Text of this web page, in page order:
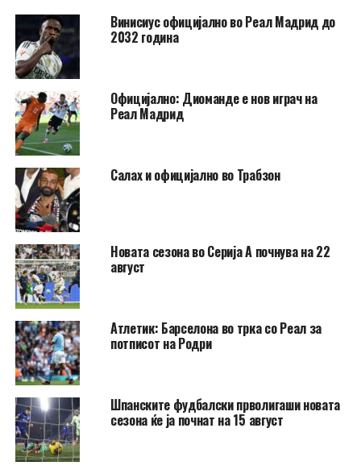
Винисиус официјално во Реал Мадрид до
2032 година
Официјално: Диоманде е нов играч на
Реал Мадрид
Салах и официјално во Трабзон
Новата сезона во Серија А почнува на 22
август
Атлетик: Барселона во трка со Реал за
потписот на Родри
Шпанските фудбалски прволигаши новата
сезона ќе ја почнат на 15 август